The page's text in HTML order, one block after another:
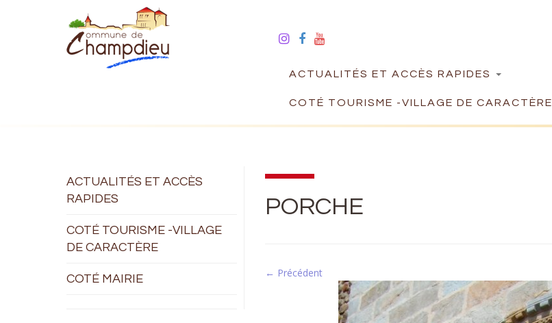
ACTUALITÉS ET ACCÈS RAPIDES
COTÉ TOURISME -VILLAGE DE CARACTÈRE
ACTUALITÉS ET ACCÈS
RAPIDES
COTÉ TOURISME -VILLAGE
DE CARACTÈRE
COTÉ MAIRIE
PORCHE
← Précédent